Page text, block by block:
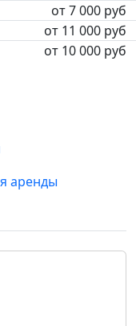
от 7 000 руб
от 11 000 руб
от 10 000 руб
аренды